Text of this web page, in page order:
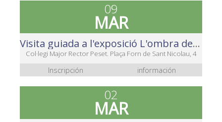
09
MAR
Visita guiada a l'exposició L'ombra de les lletres. València a través de la memòria fotogràfica dels seus rètols (1880-2000)
Col·legi Major Rector Peset. Plaça Forn de Sant Nicolau, 4
Inscripción información
02
MAR